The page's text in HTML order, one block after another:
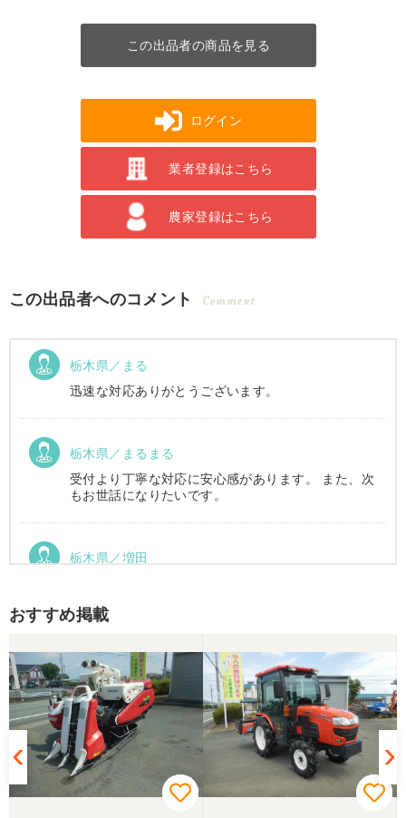
この出品者の商品を見る
ログイン
業者登録はこちら
農家登録はこちら
この出品者へのコメント Comment
栃木県／まる
迅速な対応ありがとうございます。
栃木県／まるまる
受付より丁寧な対応に安心感があります。 また、次
もお世話になりたいです。
栃木県／増田
おすすめ掲載